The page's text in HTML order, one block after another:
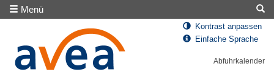
Menü
Kontrast anpassen
Einfache Sprache
Abfuhrkalender